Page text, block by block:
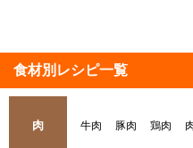
食材別レシピ一覧
肉 牛肉 豚肉 鶏肉